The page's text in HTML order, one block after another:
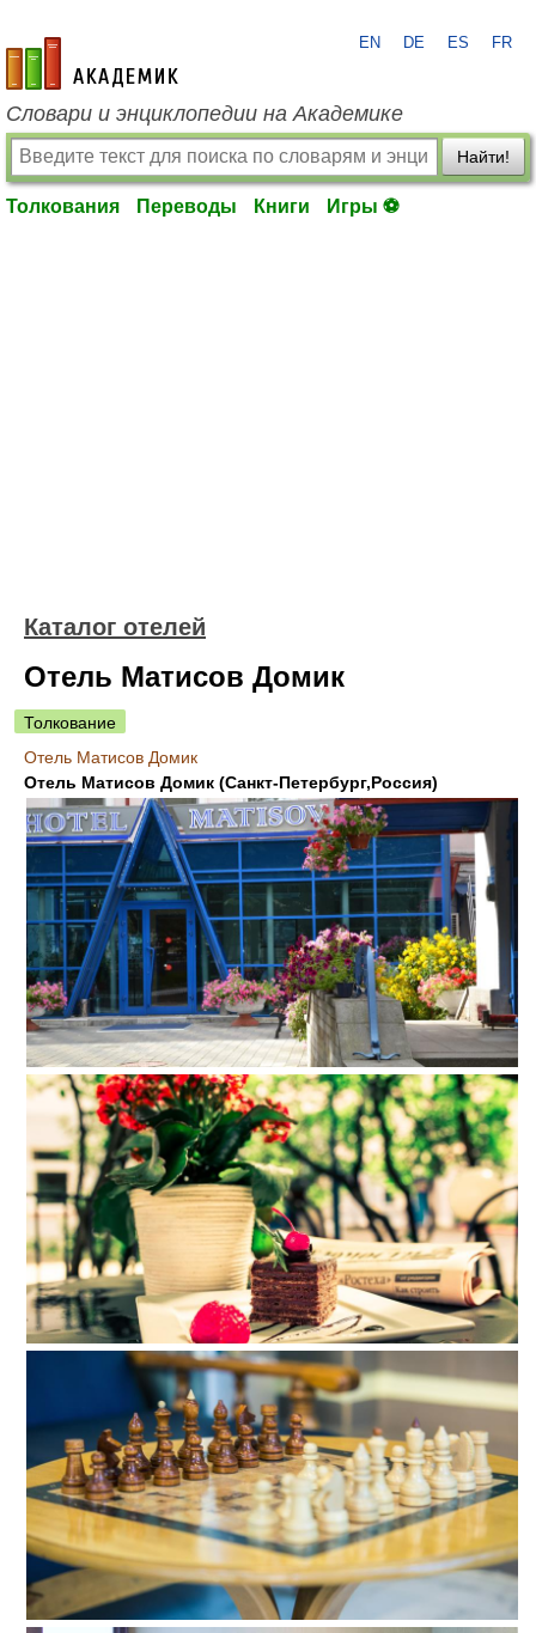
academic.ru
EN DE ES FR
Словари и энциклопедии на Академике
Найти!
Толкования Переводы Книги Игры ⚽
Каталог отелей
Отель Матисов Домик
Толкование
Отель Матисов Домик
Отель Матисов Домик (Санкт-Петербург,Россия)